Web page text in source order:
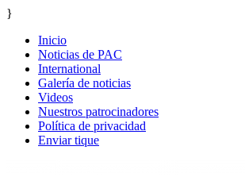
}
Inicio
Noticias de PAC
International
Galería de noticias
Videos
Nuestros patrocinadores
Política de privacidad
Enviar tique